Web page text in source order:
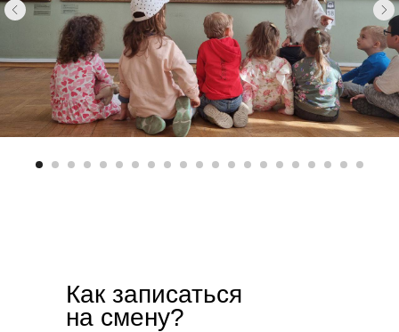
Как записаться
на смену?